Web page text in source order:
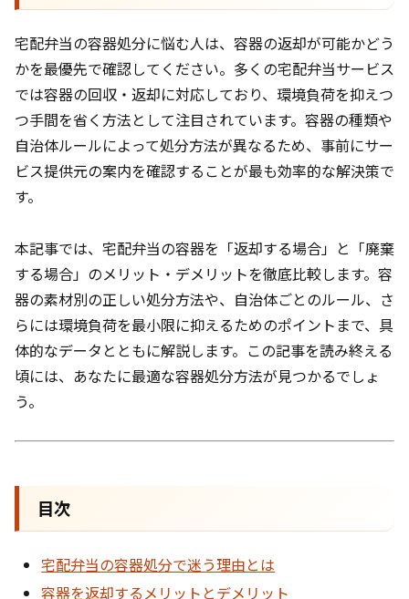
宅配弁当の容器処分に悩む人は、容器の返却が可能かどう
かを最優先で確認してください。多くの宅配弁当サービス
では容器の回収・返却に対応しており、環境負荷を抑えつ
つ手間を省く方法として注目されています。容器の種類や
自治体ルールによって処分方法が異なるため、事前にサー
ビス提供元の案内を確認することが最も効率的な解決策で
す。
本記事では、宅配弁当の容器を「返却する場合」と「廃棄
する場合」のメリット・デメリットを徹底比較します。容
器の素材別の正しい処分方法や、自治体ごとのルール、さ
らには環境負荷を最小限に抑えるためのポイントまで、具
体的なデータとともに解説します。この記事を読み終える
頃には、あなたに最適な容器処分方法が見つかるでしょ
う。
目次
宅配弁当の容器処分で迷う理由とは
容器を返却するメリットとデメリット